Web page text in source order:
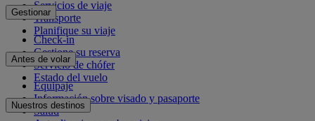
Servicios de viaje
Transporte
Planifique su viaje
Gestionar
Check-in
Gestione su reserva
Servicio de chófer
Estado del vuelo
Antes de volar
Equipaje
Información sobre visado y pasaporte
Salud
Nuestros destinos